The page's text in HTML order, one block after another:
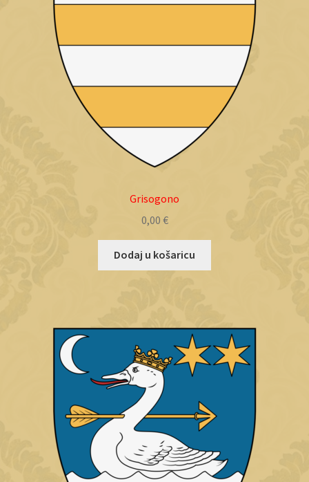
Grisogono
0,00 €
Dodaj u košaricu